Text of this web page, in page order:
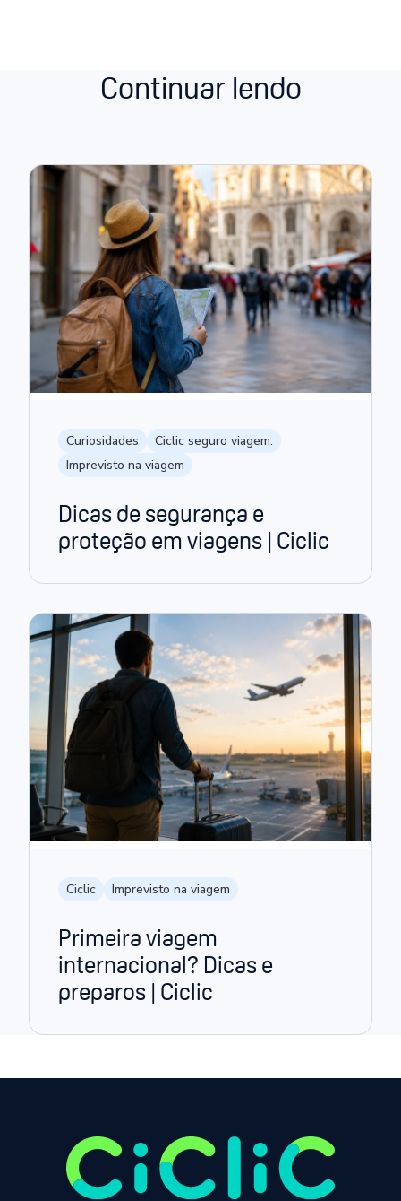
Continuar lendo
Curiosidades
Ciclic seguro viagem.
Imprevisto na viagem
Dicas de segurança e
proteção em viagens | Ciclic
Ciclic Imprevisto na viagem
Primeira viagem
internacional? Dicas e
preparos | Ciclic